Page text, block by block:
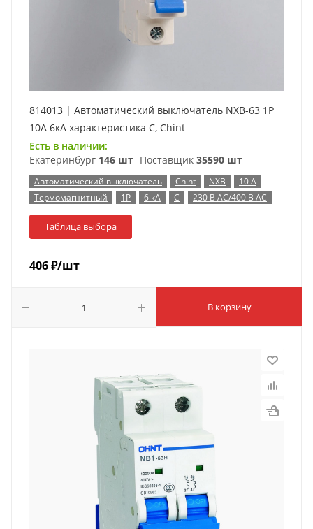
814013 | Автоматический выключатель NXB-63 1P
10А 6кА характеристика C, Chint
Есть в наличии:
Екатеринбург 146 шт Поставщик 35590 шт
Автоматический выключатель Chint NXB
10 А
Термомагнитный
1P 6 кА C 230 В AC/400 В AC
Таблица выбора
406₽/шт
В корзину